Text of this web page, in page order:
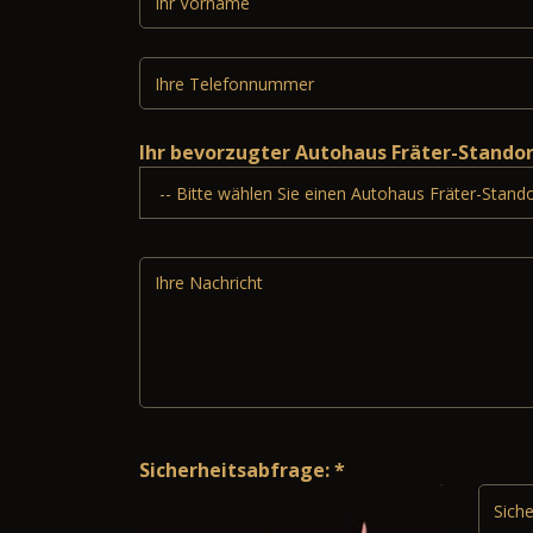
Ihr bevorzugter Autohaus Fräter-
Sicherheitsabfrage: *